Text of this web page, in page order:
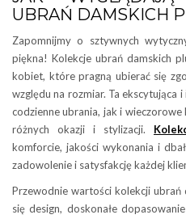
UBRAŃ DAMSKICH
Zapomnijmy o sztywnych
piękna! Kolekcje ubrań damskich
kobiet, które pragną ubierać się
względu na rozmiar. Ta ekscytująca
codzienne ubrania, jak i
różnych okazji i stylizacji.
komforcie, jakości wykonania i
zadowolenie i satysfakcję każdej
Przewodnie wartości kolekcji ubrań
się design, doskonałe